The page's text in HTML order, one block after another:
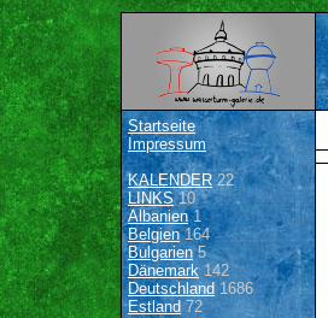
Startseite
Impressum
KALENDER22
LINKS10
Albanien1
Belgien164
Bulgarien 5
Dänemark142
Deutschland 1686
Estland 72